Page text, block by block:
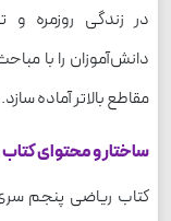
در زندگی روزمره و
دانش‌آموزان را با
مقاطع بالاتر آماده سازد.
ساختار و محتوای کتاب
کتاب ریاضی پنجم